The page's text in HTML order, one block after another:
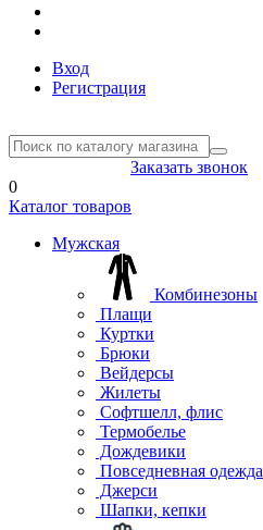
Вход
Регистрация
Заказать звонок
0
Каталог товаров
Мужская
Комбинезоны
Плащи
Куртки
Брюки
Вейдерсы
Жилеты
Софтшелл, флис
Термобелье
Дождевики
Повседневная одежда
Джерси
Шапки, кепки